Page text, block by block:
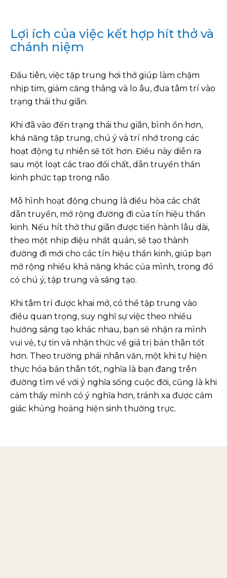
Lợi ích của việc kết hợp hít thở và
chánh niệm
Đầu tiên, việc tập trung hơi thở giúp làm chậm
nhịp tim, giảm căng thẳng và lo âu, đưa tâm trí vào
trạng thái thư giãn.
Khi đã vào đến trạng thái thư giãn, bình ổn hơn,
khả năng tập trung, chú ý và trí nhớ trong các
hoạt động tự nhiên sẽ tốt hơn. Điều này diễn ra
sau một loạt các trao đổi chất, dẫn truyền thần
kinh phức tạp trong não.
Mô hình hoạt động chung là điều hòa các chất
dẫn truyền, mở rộng đường đi của tín hiệu thần
kinh. Nếu hít thở thư giãn được tiến hành lâu dài,
theo một nhịp điệu nhất quán, sẽ tạo thành
đường đi mới cho các tín hiệu thần kinh, giúp bạn
mở rộng nhiều khả năng khác của mình, trong đó
có chú ý, tập trung và sáng tạo.
Khi tâm trí được khai mở, có thể tập trung vào
điều quan trọng, suy nghĩ sự việc theo nhiều
hướng sáng tạo khác nhau, bạn sẽ nhận ra mình
vui vẻ, tự tin và nhận thức về giá trị bản thân tốt
hơn. Theo trường phái nhân văn, một khi tự hiện
thực hóa bản thân tốt, nghĩa là bạn đang trên
đường tìm về với ý nghĩa sống cuộc đời, cũng là khi
cảm thấy mình có ý nghĩa hơn, tránh xa được cảm
giác khủng hoảng hiện sinh thường trực.